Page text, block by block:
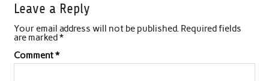
Leave a Reply
Your email address will not be published. Required fields
are marked*
Comment*